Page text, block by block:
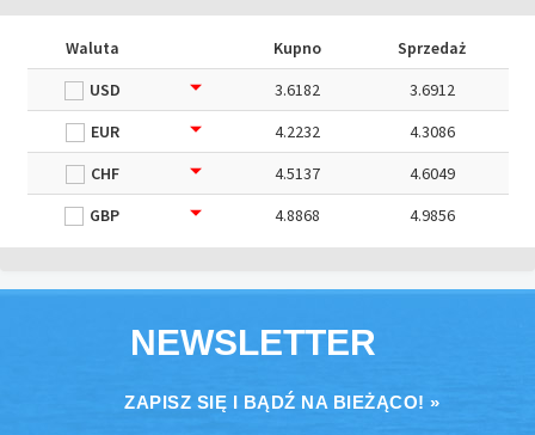
Waluta Kupno
Sprzedaż
USD
3.6182
3.6912
EUR
4.2232
4.3086
CHF
4.5137
4.6049
GBP
4.8868 4.9856
NEWSLETTER
ZAPISZ SIĘ I BĄDŹ NA BIEŻĄCO! »